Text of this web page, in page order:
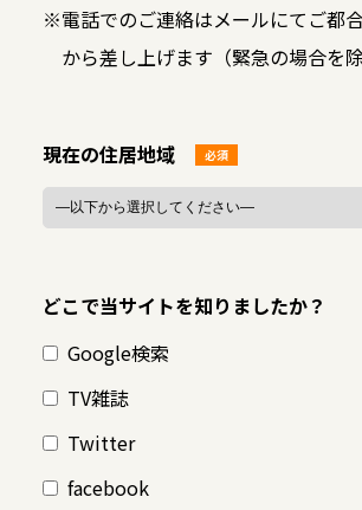
※電話でのご連絡はメールにてご都
から差し上げます（緊急の場合を除
現在の住居地域 必須
どこで当サイトを知りましたか？
Google検索
TV雑誌
Twitter
facebook